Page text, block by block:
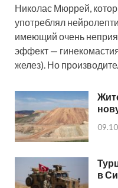
Николас Мюррей,
употреблял
имеющий очень
эффект —
желез). Но
в